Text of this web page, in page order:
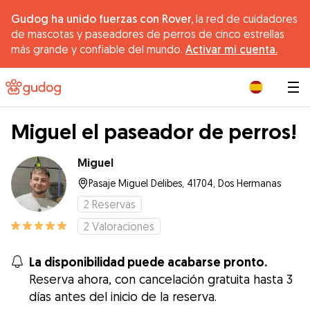
Gudog ha unido fuerzas con Rover, la red de cuidadores
de mascotas y paseadores de perros de cinco estrellas
más grande y confiable del mundo. Activar mi cuenta.
Miguel el paseador de perros!
Miguel
Pasaje Miguel Delibes, 41704, Dos Hermanas
2 Reservas
2 Valoraciones
La disponibilidad puede acabarse pronto.
Reserva ahora, con cancelación gratuita hasta 3
días antes del inicio de la reserva.